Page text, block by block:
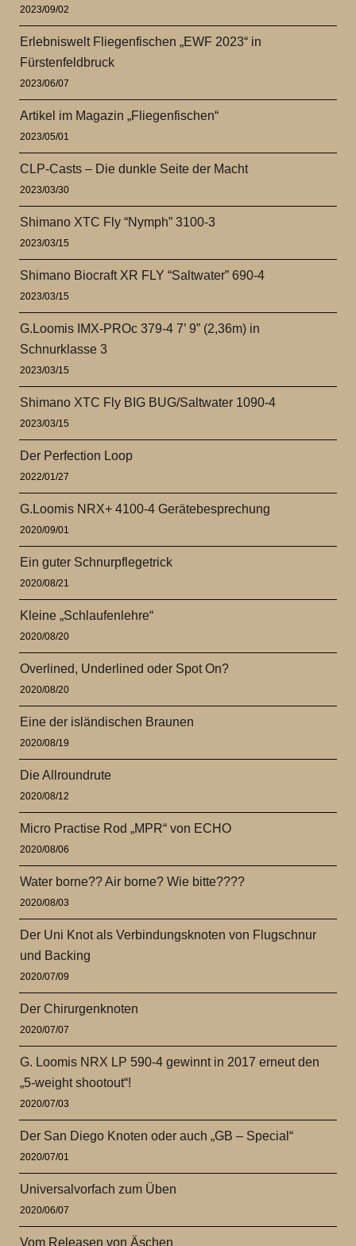
2023/09/02
Erlebniswelt Fliegenfischen „EWF 2023“ in
Fürstenfeldbruck
2023/06/07
Artikel im Magazin „Fliegenfischen“
2023/05/01
CLP-Casts – Die dunkle Seite der Macht
2023/03/30
Shimano XTC Fly “Nymph” 3100-3
2023/03/15
Shimano Biocraft XR FLY “Saltwater” 690-4
2023/03/15
G.Loomis IMX-PROc 379-4 7’ 9” (2,36m) in
Schnurklasse 3
2023/03/15
Shimano XTC Fly BIG BUG/Saltwater 1090-4
2023/03/15
Der Perfection Loop
2022/01/27
G.Loomis NRX+ 4100-4 Gerätebesprechung
2020/09/01
Ein guter Schnurpflegetrick
2020/08/21
Kleine „Schlaufenlehre“
2020/08/20
Overlined, Underlined oder Spot On?
2020/08/20
Eine der isländischen Braunen
2020/08/19
Die Allroundrute
2020/08/12
Micro Practise Rod „MPR“ von ECHO
2020/08/06
Water borne?? Air borne? Wie bitte????
2020/08/03
Der Uni Knot als Verbindungsknoten von Flugschnur
und Backing
2020/07/09
Der Chirurgenknoten
2020/07/07
G. Loomis NRX LP 590-4 gewinnt in 2017 erneut den
„5-weight shootout“!
2020/07/03
Der San Diego Knoten oder auch „GB – Special“
2020/07/01
Universalvorfach zum Üben
2020/06/07
Vom Releasen von Äschen